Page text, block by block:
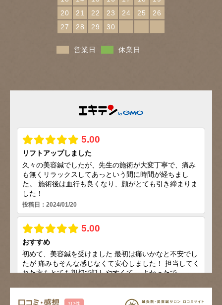
20
21 22 23 24 25
26
27
28 29 30
営業日 休業日